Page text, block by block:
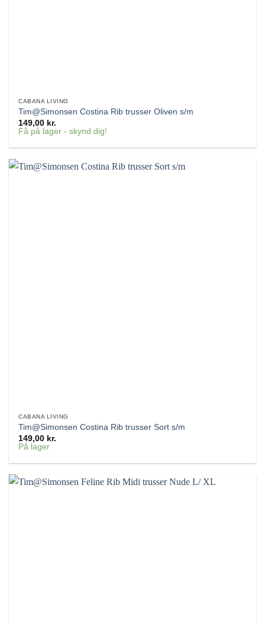
CABANA LIVING
Tim@Simonsen Costina Rib trusser Oliven s/m
149,00 kr.
Få på lager - skynd dig!
CABANA LIVING
Tim@Simonsen Costina Rib trusser Sort s/m
149,00 kr.
På lager